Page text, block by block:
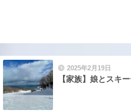
2025年2月19日
【家族】娘とスキ